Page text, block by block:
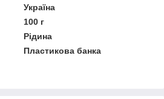
Україна
100 г
Рідина
Пластикова банка